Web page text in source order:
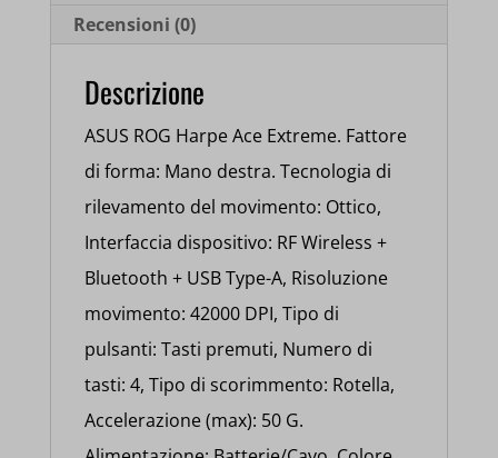
quantità
Recensioni (0)
Descrizione
ASUS ROG Harpe Ace Extreme. Fattore
di forma: Mano destra. Tecnologia di
rilevamento del movimento: Ottico,
Interfaccia dispositivo: RF Wireless +
Bluetooth + USB Type-A, Risoluzione
movimento: 42000 DPI, Tipo di
pulsanti: Tasti premuti, Numero di
tasti: 4, Tipo di scorimmento: Rotella,
Accelerazione (max): 50 G.